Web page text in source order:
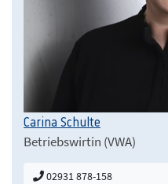
Carina Schulte
Betriebswirtin (VWA)
02931 878-158